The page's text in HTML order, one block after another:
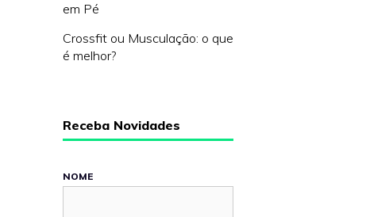
em Pé
Crossfit ou Musculação: o que
é melhor?
Receba Novidades
NOME